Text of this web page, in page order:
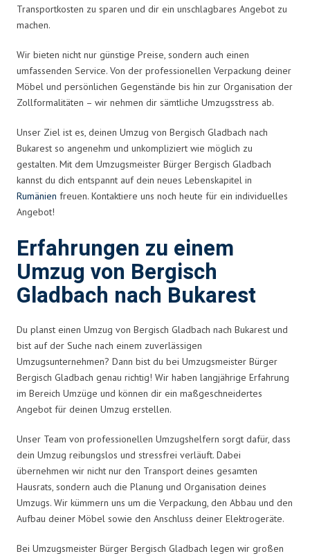
Transportkosten zu sparen und dir ein unschlagbares Angebot zu
machen.
Wir bieten nicht nur günstige Preise, sondern auch einen
umfassenden Service. Von der professionellen Verpackung deiner
Möbel und persönlichen Gegenstände bis hin zur Organisation der
Zollformalitäten – wir nehmen dir sämtliche Umzugsstress ab.
Unser Ziel ist es, deinen Umzug von Bergisch Gladbach nach
Bukarest so angenehm und unkompliziert wie möglich zu
gestalten. Mit dem Umzugsmeister Bürger Bergisch Gladbach
kannst du dich entspannt auf dein neues Lebenskapitel in
Rumänien freuen. Kontaktiere uns noch heute für ein individuelles
Angebot!
Erfahrungen zu einem
Umzug von Bergisch
Gladbach nach Bukarest
Du planst einen Umzug von Bergisch Gladbach nach Bukarest und
bist auf der Suche nach einem zuverlässigen
Umzugsunternehmen? Dann bist du bei Umzugsmeister Bürger
Bergisch Gladbach genau richtig! Wir haben langjährige Erfahrung
im Bereich Umzüge und können dir ein maßgeschneidertes
Angebot für deinen Umzug erstellen.
Unser Team von professionellen Umzugshelfern sorgt dafür, dass
dein Umzug reibungslos und stressfrei verläuft. Dabei
übernehmen wir nicht nur den Transport deines gesamten
Hausrats, sondern auch die Planung und Organisation deines
Umzugs. Wir kümmern uns um die Verpackung, den Abbau und den
Aufbau deiner Möbel sowie den Anschluss deiner Elektrogeräte.
Bei Umzugsmeister Bürger Bergisch Gladbach legen wir großen